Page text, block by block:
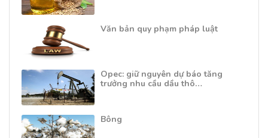
Văn bản quy phạm pháp luật
Opec: giữ nguyên dự báo tăng
trưởng nhu cầu dầu thô…
Bông